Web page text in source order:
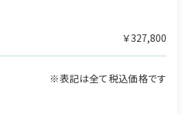
￥327,800
※表記は全て税込価格です